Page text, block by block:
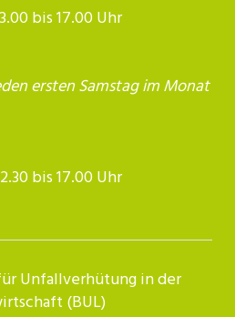
bis 17.00 Uhr
ersten Samstag im Monat
bis 17.00 Uhr​​​​​​
Unfallverhütung in der
(BUL)